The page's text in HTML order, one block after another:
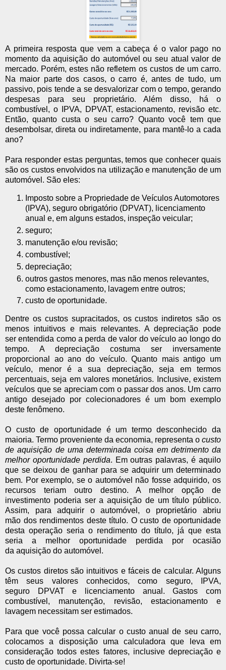
A primeira resposta que vem a cabeça é o valor pago no
momento da aquisição do automóvel ou seu atual valor de
mercado. Porém, estes não refletem os custos de um carro.
Na maior parte dos casos, o carro é, antes de tudo, um
passivo, pois tende a se desvalorizar com o tempo, gerando
despesas para seu proprietário. Além disso, há o
combustível, o IPVA, DPVAT, estacionamento, revisão etc.
Então, quanto custa o seu carro? Quanto você tem que
desembolsar, direta ou indiretamente, para mantê-lo a cada
ano?
Para responder estas perguntas, temos que conhecer quais
são os custos envolvidos na utilização e manutenção de um
automóvel. São eles:
Imposto sobre a Propriedade de Veículos Automotores
(IPVA), seguro obrigatório (DPVAT), licenciamento
anual e, em alguns estados, inspeção veicular;
seguro;
manutenção e/ou revisão;
combustível;
depreciação;
outros gastos menores, mas não menos relevantes,
como estacionamento, lavagem entre outros;
custo de oportunidade.
Dentre os custos supracitados, os custos indiretos são os
menos intuitivos e mais relevantes. A depreciação pode
ser entendida como a perda de valor do veículo ao longo do
tempo. A depreciação costuma ser inversamente
proporcional ao ano do veículo. Quanto mais antigo um
veículo, menor é a sua depreciação, seja em termos
percentuais, seja em valores monetários. Inclusive, existem
veículos que se apreciam com o passar dos anos. Um carro
antigo desejado por colecionadores é um bom exemplo
deste fenômeno.
O custo de oportunidade é um termo desconhecido da
maioria. Termo proveniente da economia, representa o custo
de aquisição de uma determinada coisa em detrimento da
melhor oportunidade perdida. Em outras palavras, é aquilo
que se deixou de ganhar para se adquirir um determinado
bem. Por exemplo, se o automóvel não fosse adquirido, os
recursos teriam outro destino. A melhor opção de
investimento poderia ser a aquisição de um título público.
Assim, para adquirir o automóvel, o proprietário abriu
mão dos rendimentos deste título. O custo de oportunidade
desta operação seria o rendimento do título, já que esta
seria a melhor oportunidade perdida por ocasião
da aquisição do automóvel.
Os custos diretos são intuitivos e fáceis de calcular. Alguns
têm seus valores conhecidos, como seguro, IPVA,
seguro DPVAT e licenciamento anual. Gastos com
combustível, manutenção, revisão, estacionamento e
lavagem necessitam ser estimados.
Para que você possa calcular o custo anual de seu carro,
colocamos a disposição uma calculadora que leva em
consideração todos estes fatores, inclusive depreciação e
custo de oportunidade. Divirta-se!